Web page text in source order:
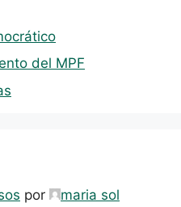
del MPF
por
maria sol